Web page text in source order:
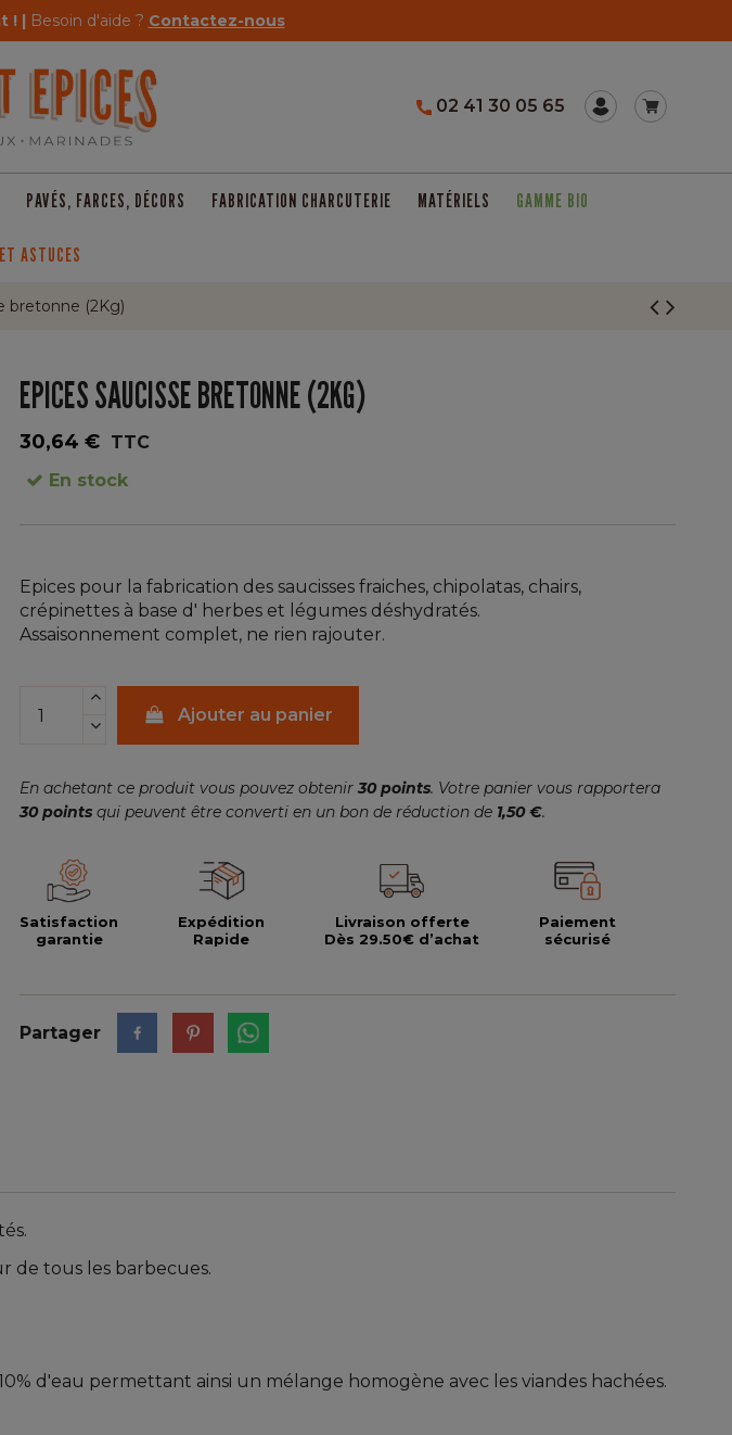
! | Besoin d'aide ? Contactez-nous
02 41 30 05 65
PAVÉS, FARCES, DÉCORS FABRICATION CHARCUTERIE MATÉRIELS GAMME BIO
ASTUCES
bretonne (2Kg)
EPICES SAUCISSE BRETONNE (2KG)
30,64 € TTC
En stock
Epices pour la fabrication des saucisses fraiches, chipolatas, chairs,
crépinettes à base d' herbes et légumes déshydratés.
Assaisonnement complet, ne rien rajouter.
Ajouter au panier
En achetant ce produit vous pouvez obtenir 30 points. Votre panier vous rapportera
30points qui peuvent être converti en un bon de réduction de 1,50 €.
Satisfaction
garantie
Expédition
Rapide
Livraison offerte
Dès 29.50€ d’achat
Paiement
sécurisé
Partager
de tous les barbecues.
d'eau permettant ainsi un mélange homogène avec les viandes hachées.